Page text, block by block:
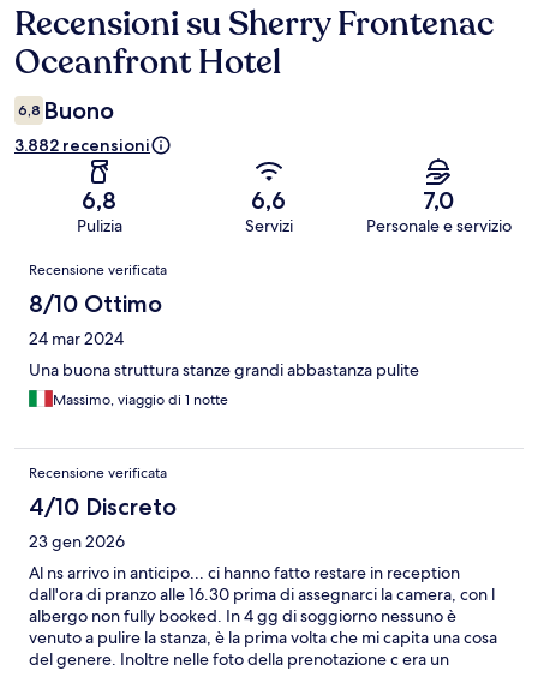
Recensioni
Recensioni su Sherry Frontenac
Oceanfront Hotel
6,8 Buono
3.882 recensioni
6,8
Pulizia
6,6
Servizi
7,0
Personale e servizio
Recensioni
Recensione verificata
8/10 Ottimo
24 mar 2024
Una buona struttura stanze grandi abbastanza pulite
Massimo, viaggio di 1 notte
Recensione verificata
4/10 Discreto
23 gen 2026
Al ns arrivo in anticipo... ci hanno fatto restare in reception
dall'ora di pranzo alle 16.30 prima di assegnarci la camera, con l
albergo non fully booked. In 4 gg di soggiorno nessuno è
venuto a pulire la stanza, è la prima volta che mi capita una cosa
del genere. Inoltre nelle foto della prenotazione c era un